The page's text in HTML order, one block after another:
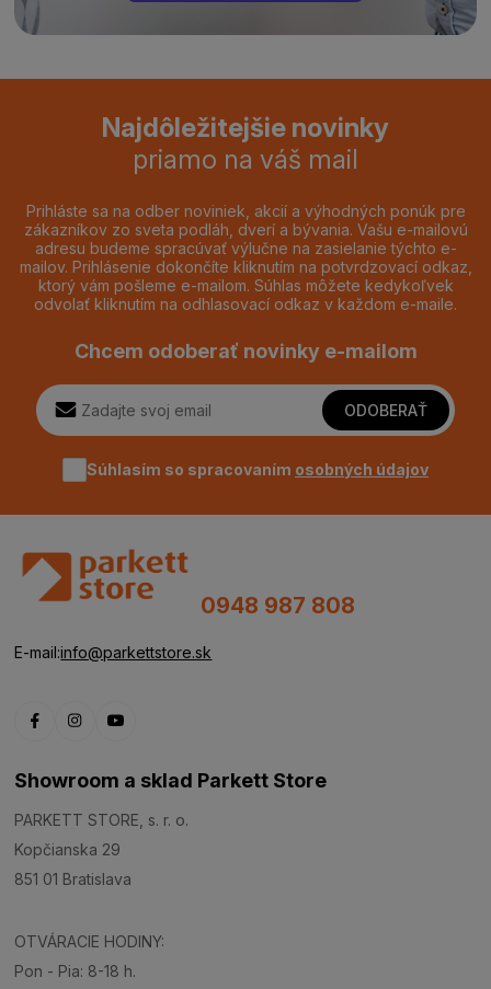
Najdôležitejšie novinky
priamo na váš mail
Prihláste sa na odber noviniek, akcií a výhodných ponúk pre
zákazníkov zo sveta podláh, dverí a bývania. Vašu e-mailovú
adresu budeme spracúvať výlučne na zasielanie týchto e-
mailov. Prihlásenie dokončíte kliknutím na potvrdzovací odkaz,
ktorý vám pošleme e-mailom. Súhlas môžete kedykoľvek
odvolať kliknutím na odhlasovací odkaz v každom e-maile.
Chcem odoberať novinky e-mailom
ODOBERAŤ
Súhlasím so spracovaním osobných údajov
0948 987 808
E-mail:info@parkettstore.sk
Showroom a sklad Parkett Store
PARKETT STORE, s. r. o.
Kopčianska 29
851 01 Bratislava
OTVÁRACIE HODINY:
Pon - Pia: 8-18 h.